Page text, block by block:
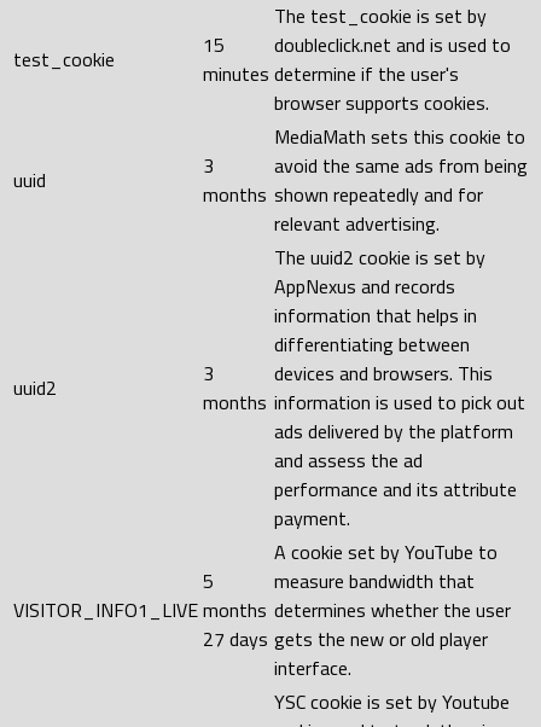
test_cookie
15
minutes
The test_cookie is set by
doubleclick.net and is used to
determine if the user's
browser supports cookies.
uuid
3
months
MediaMath sets this cookie to
avoid the same ads from being
shown repeatedly and for
relevant advertising.
uuid2
3
months
The uuid2 cookie is set by
AppNexus and records
information that helps in
differentiating between
devices and browsers. This
information is used to pick out
ads delivered by the platform
and assess the ad
performance and its attribute
payment.
VISITOR_INFO1_LIVE
5
months
27 days
A cookie set by YouTube to
measure bandwidth that
determines whether the user
gets the new or old player
interface.
YSC cookie is set by Youtube